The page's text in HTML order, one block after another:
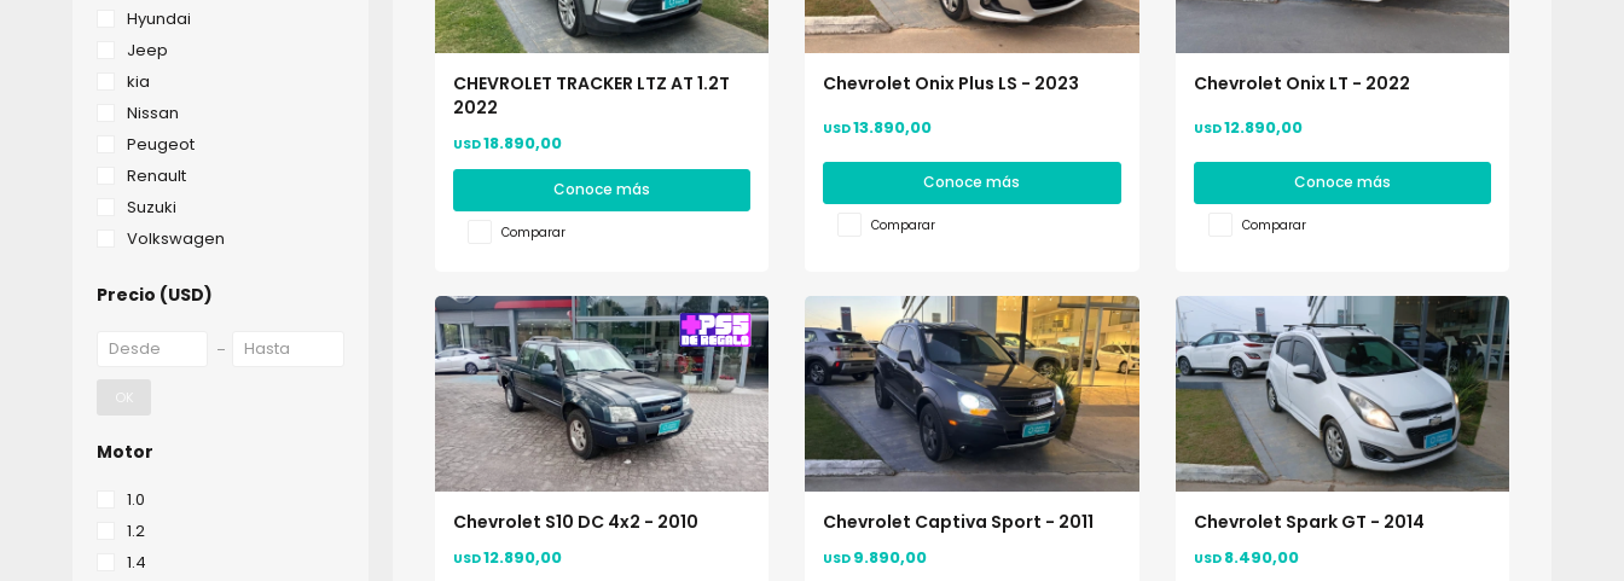
CHEVROLET TRACKER LTZ AT 1.2T
2022
USD18.890,00
Conoce más
Comparar
Chevrolet Onix Plus LS - 2023
USD13.890,00
Conoce más
Comparar
Chevrolet Onix LT - 2022
USD12.890,00
Conoce más
Comparar
Chevrolet S10 DC 4x2 - 2010
USD12.890,00
Chevrolet Captiva Sport - 2011
USD 9.890,00
Chevrolet Spark GT - 2014
USD 8.490,00
Hyundai
Jeep
kia
Nissan
Peugeot
Renault
Suzuki
Volkswagen
Precio (USD)
OK
Motor
1.0
1.2
1.4